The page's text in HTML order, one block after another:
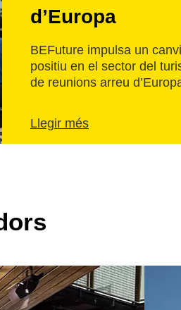
d’Europa
BEFuture impulsa un canvi
positiu en el sector del
de reunions arreu
Llegir més